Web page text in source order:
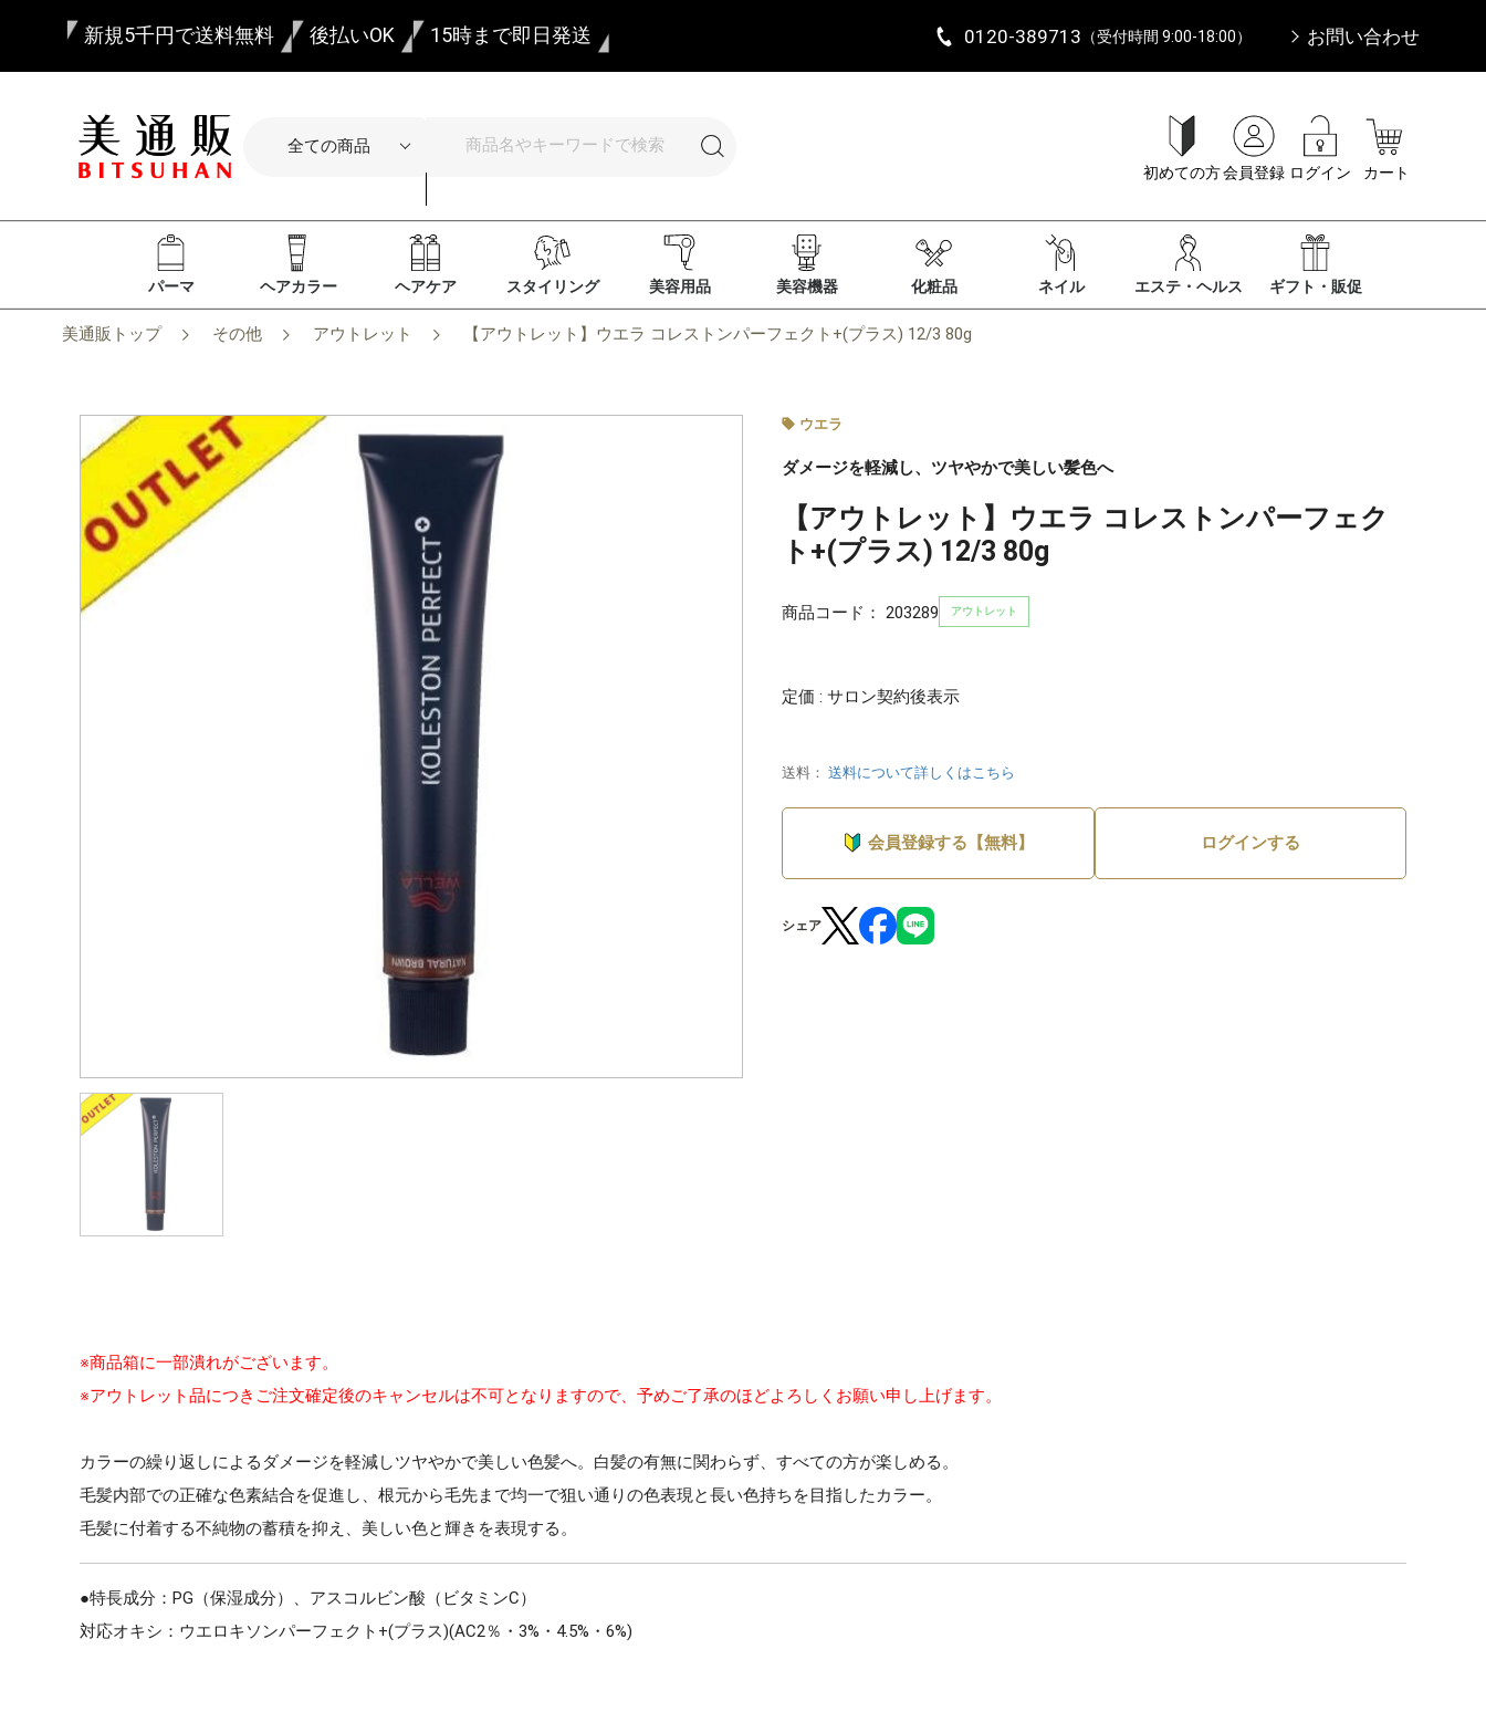
新規5千円で送料無料 後払いOK 15時まで即日発送 0120-389713 （受付時間 9:00-18:00） お問い合わせ
初めての方会員登録 ログイン カート
パーマ ヘアカラー ヘアケア スタイリング 美容用品 美容機器 化粧品 ネイル エステ・ヘルス ギフト・販促
美通販トップ その他 アウトレット 【アウトレット】ウエラ コレストンパーフェクト+(プラス) 12/3 80g
ウエラ
ダメージを軽減し、ツヤやかで美しい髪色へ
【アウトレット】ウエラ コレストンパーフェク
ト+(プラス) 12/3 80g
商品コード： 203289 アウトレット
定価 : サロン契約後表示
送料： 送料について詳しくはこちら
会員登録する【無料】 ログインする
シェア
※商品箱に一部潰れがございます。
※アウトレット品につきご注文確定後のキャンセルは不可となりますので、予めご了承のほどよろしくお願い申し上げます。
カラーの繰り返しによるダメージを軽減しツヤやかで美しい色髪へ。白髪の有無に関わらず、すべての方が楽しめる。
毛髪内部での正確な色素結合を促進し、根元から毛先まで均一で狙い通りの色表現と長い色持ちを目指したカラー。
毛髪に付着する不純物の蓄積を抑え、美しい色と輝きを表現する。
●特長成分：PG（保湿成分）、アスコルビン酸（ビタミンC）
対応オキシ：ウエロキソンパーフェクト+(プラス)(AC2％・3%・4.5%・6%)